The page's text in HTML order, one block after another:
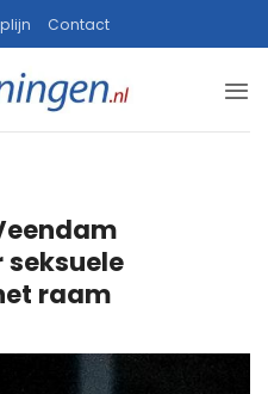
Contact
raam